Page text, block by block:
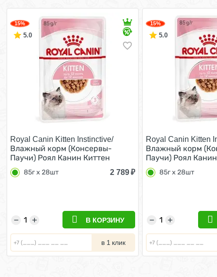
15%
5.0
Royal Canin Kitten Instinctive/
Влажный корм (Консервы-
Паучи) Роял Канин Киттен
Инстинктив для Котят в
возрасте от 4 до 12 месяцев в
85г х 28шт 2 789₽
+
− В КОРЗИНУ
в 1 клик
15%
5.0
Royal Canin Kitten
Влажный корм
Паучи) Роял
Инстинктив для
возрасте от 4 до
85г х 28шт
+
−